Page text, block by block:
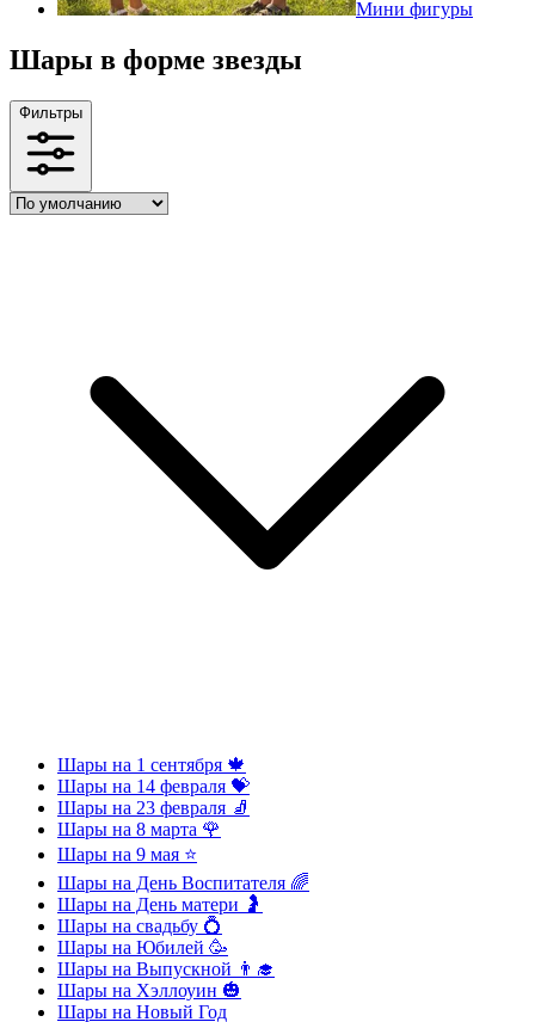
Мини фигуры
Шары в форме звезды
Фильтры
Шары на 1 сентября 🍁
Шары на 14 февраля 💝
Шары на 23 февраля 🧦
Шары на 8 марта 🌹
Шары на 9 мая ⭐
Шары на День Воспитателя 🌈
Шары на День матери 🤰
Шары на свадьбу 💍
Шары на Юбилей 🥳
Шары на Выпускной 👨‍🎓
Шары на Хэллоуин 🎃
Шары на Новый Год